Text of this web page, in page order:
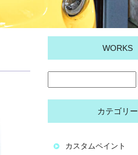
WORKS
カテゴリー
カスタムペイント